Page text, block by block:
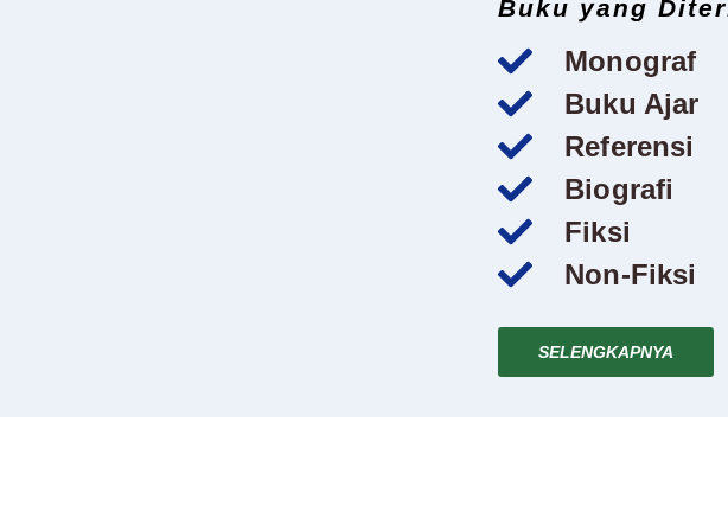
Buku yang
Monograf
Buku Ajar
Referensi
Biografi
Fiksi
Non-Fiksi
SELENGKAPNYA